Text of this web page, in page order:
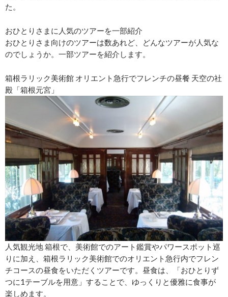
た。
おひとりさまに人気のツアーを一部紹介
おひとりさま向けのツアーは数あれど、どんなツアーが人気な
のでしょうか。一部ツアーを紹介します。
箱根ラリック美術館 オリエント急行でフレンチの昼餐 天空の社
殿「箱根元宮」
人気観光地 箱根で、美術館でのアート鑑賞やパワースポット巡
りに加え、箱根ラリック美術館でのオリエント急行内でフレン
チコースの昼食をいただくツアーです。昼食は、「おひとりず
つに1テーブルを用意」することで、ゆっくりと優雅に食事が
楽しめます。